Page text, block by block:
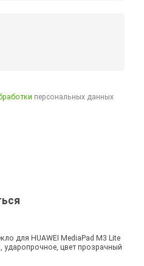
персональных данных
для HUAWEI MediaPad M3 Lite
ударопрочное, цвет прозрачный